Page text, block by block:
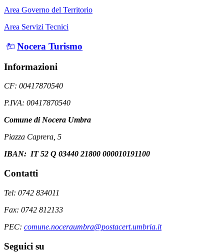
Area Governo del Territorio
Area Servizi Tecnici
Nocera Turismo
Informazioni
CF: 00417870540
P.IVA: 00417870540
Comune di Nocera Umbra
Piazza Caprera, 5
IBAN: IT 52 Q 03440 21800 000010191100
Contatti
Tel: 0742 834011
Fax: 0742 812133
PEC: comune.noceraumbra@postacert.umbria.it
Seguici su